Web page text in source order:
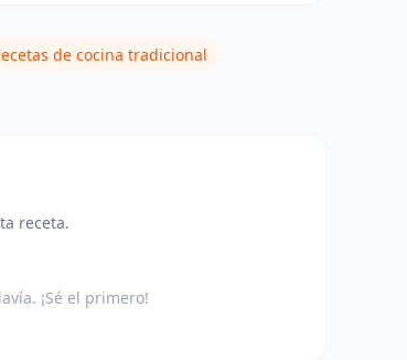
de cocina tradicional
receta.
¡Sé el primero!